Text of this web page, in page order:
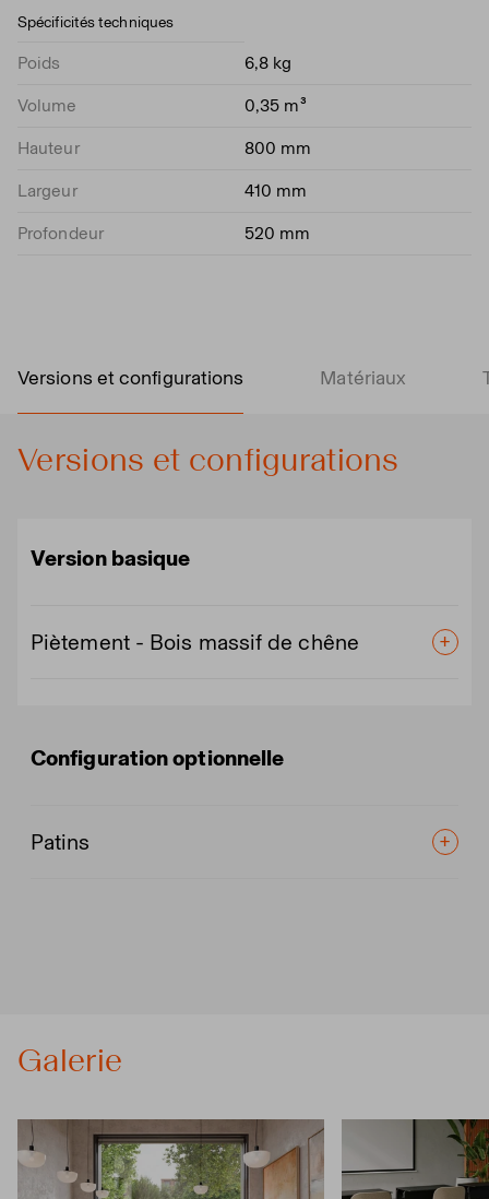
Spécificités techniques
Poids 6,8 kg
Volume 0,35 m³
Hauteur 800 mm
Largeur 410 mm
Profondeur 520 mm
Versions et configurations Matériaux
Versions et configurations
Version basique
Piètement - Bois massif de chêne
Configuration optionnelle
Patins
Galerie